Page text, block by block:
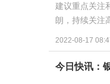
建议重点关注
朗，持续关注
2022-08-17
今日快讯：